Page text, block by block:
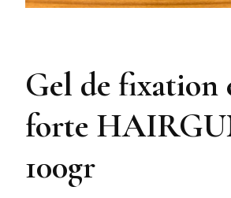
Gel de fixation
forte
100gr